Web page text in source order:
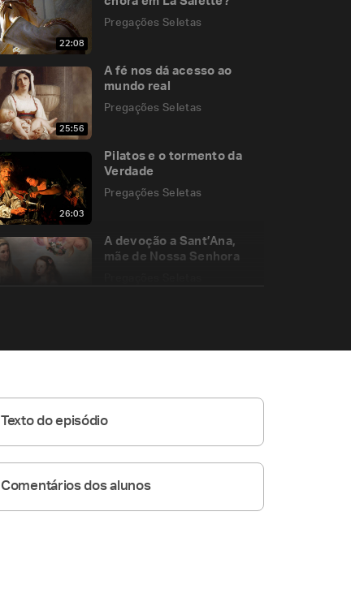
22:08
Pregações Seletas
25:56
A fé nos dá acesso ao
mundo real
Pregações Seletas
26:03
Pilatos e o tormento da
Verdade
Pregações Seletas
A devoção a Sant’Ana,
mãe de Nossa Senhora
Texto do episódio
Comentários dos alunos